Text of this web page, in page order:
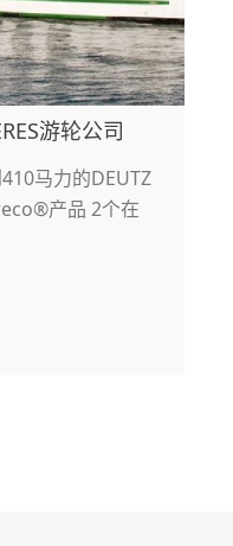
游轮公司
马力的DEUTZ
产品 2个在